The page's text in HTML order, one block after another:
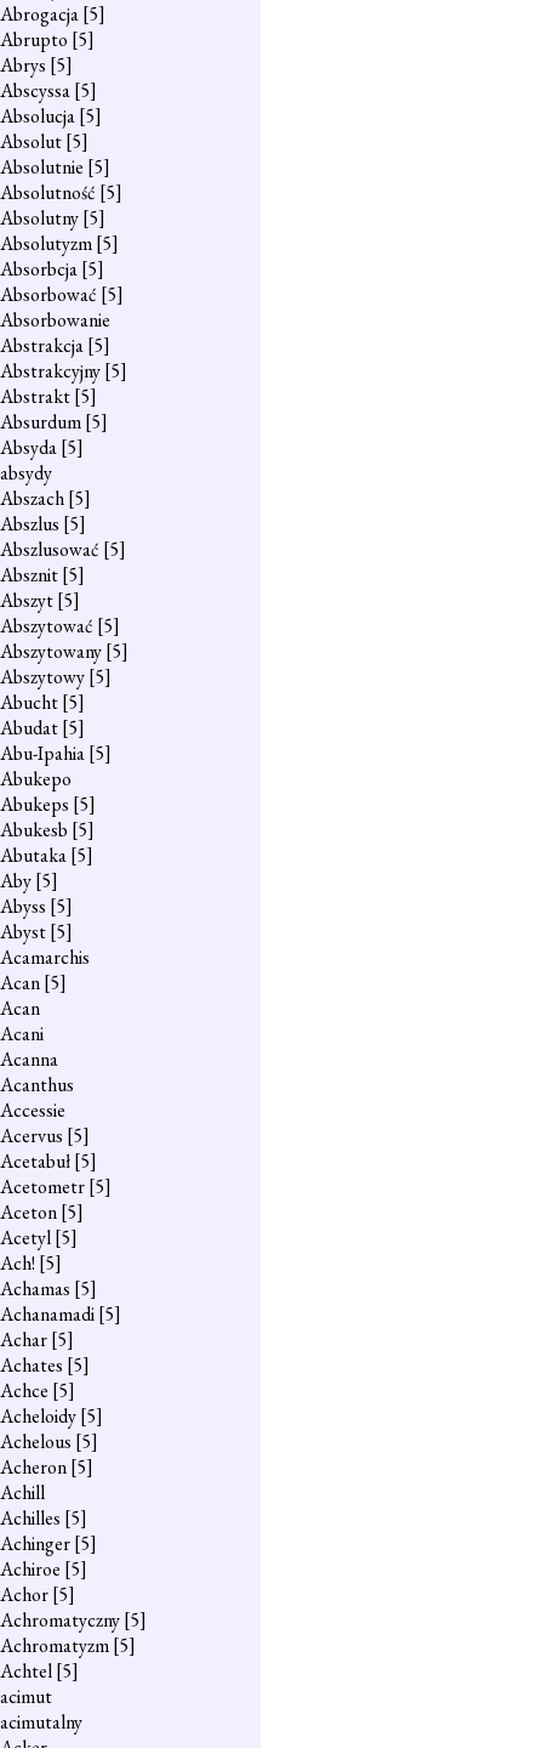
Abrogacja[5]
Abrupto [5]
Abrys [5]
Abscyssa[5]
Absolucja[5]
Absolut[5]
Absolutnie [5]
Absolutność [5]
Absolutny[5]
Absolutyzm[5]
Absorbcja[5]
Absorbować [5]
Absorbowanie
Abstrakcja[5]
Abstrakcyjny[5]
Abstrakt[5]
Absurdum[5]
Absyda[5]
absydy
Abszach[5]
Abszlus [5]
Abszlusować [5]
Absznit[5]
Abszyt[5]
Abszytować [5]
Abszytowany[5]
Abszytowy[5]
Abucht[5]
Abudat[5]
Abu-Ipahia[5]
Abukepo
Abukeps [5]
Abukesb [5]
Abutaka[5]
Aby[5]
Abyss [5]
Abyst[5]
Acamarchis
Acan[5]
Acan
Acani
Acanna
Acanthus
Accessie
Acervus [5]
Acetabuł[5]
Acetometr[5]
Aceton[5]
Acetyl[5]
Ach! [5]
Achamas [5]
Achanamadi[5]
Achar[5]
Achates [5]
Achce [5]
Acheloidy[5]
Achelous [5]
Acheron[5]
Achill
Achilles [5]
Achinger[5]
Achiroe [5]
Achor[5]
Achromatyczny[5]
Achromatyzm[5]
Achtel[5]
acimut
acimutalny